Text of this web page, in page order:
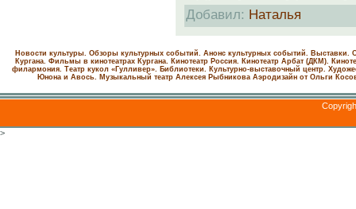
Добавил: Наталья
Новости культуры. Обзоры культурных событий. Анонс культурных событий. Выставки.
Кургана. Фильмы в кинотеатрах Кургана.
Кинотеатр Россия. Кинотеатр Арбат (ДКМ).
филармония. Театр кукол «Гулливер». Библиотеки. Культурно-выставочный центр.
Юнона и Авось. Музыкальный театр Алексея Рыбникова Аэродизайн от Ольги
>